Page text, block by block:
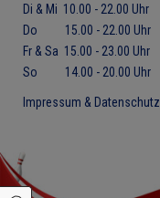
Di & Mi 10.00 - 22.00 Uhr
Do 15.00 - 22.00 Uhr
Fr & Sa 15.00 - 23.00 Uhr
So 14.00 - 20.00 Uhr
Impressum & Datenschutz